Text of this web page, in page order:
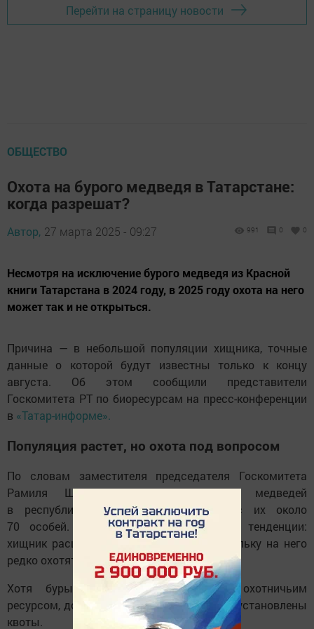
Перейти на страницу новости
ОБЩЕСТВО
Охота на бурого медведя в Татарстане:
когда разрешат?
Автор, 27 марта 2025 - 09:27 991 0 0
Несмотря на исключение бурого медведя из Красной
книги Татарстана в 2024 году, в 2025 году охота на него
может так и не открыться.
Причина — в небольшой популяции хищника, точные
данные о которой будут известны только к концу
августа. Об этом сообщили представители
Госкомитета РТ по биоресурсам на пресс-конференции
в «Татар-информе».
Популяция растет, но охота под вопросом
По словам заместителя председателя Госкомитета
Рамиля Шарафутдинова, численность медведей
в республике увеличивается — сейчас их около
70 особей. Это часть общероссийской тенденции:
хищник расширяет ареал обитания, поскольку на него
редко охотятся.
Хотя бурый медведь уже признан охотничьим
ресурсом, добывать его пока нельзя — не установлены
квоты.